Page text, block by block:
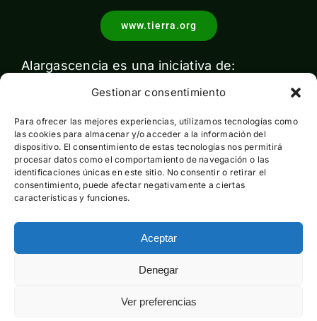
Gestionar consentimiento
Para ofrecer las mejores experiencias, utilizamos tecnologías como
las cookies para almacenar y/o acceder a la información del
dispositivo. El consentimiento de estas tecnologías nos permitirá
procesar datos como el comportamiento de navegación o las
identificaciones únicas en este sitio. No consentir o retirar el
consentimiento, puede afectar negativamente a ciertas
características y funciones.
Aceptar
Denegar
Ver preferencias
www.tierra.org
Alargascencia es una iniciativa de:
Con el apoyo de:
Esta actividad ha sido financiada por el Ministerio para la